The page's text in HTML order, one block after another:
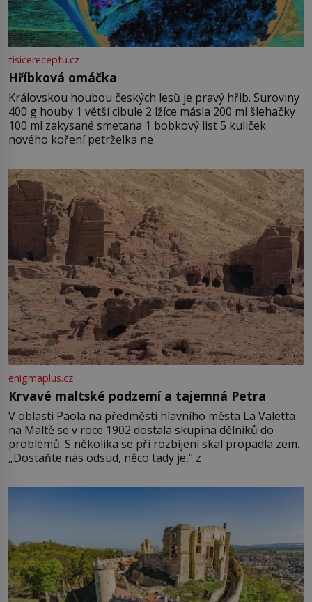
tisicereceptu.cz
Hříbková omáčka
Královskou houbou českých lesů je pravý hřib. Suroviny
400 g houby 1 větší cibule 2 lžíce másla 200 ml šlehačky
100 ml zakysané smetana 1 bobkový list 5 kuliček
nového koření petrželka ne
enigmaplus.cz
Krvavé maltské podzemí a tajemná Petra
V oblasti Paola na předměstí hlavního města La Valetta
na Maltě se v roce 1902 dostala skupina dělníků do
problémů. S několika se při rozbíjení skal propadla zem.
„Dostaňte nás odsud, něco tady je,“ z